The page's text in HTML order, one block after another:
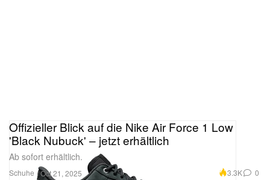
Schuhe
Offizieller Blick auf die Nike Air Force 1 Low
'Black Nubuck' – jetzt erhältlich
Ab sofort erhältlich.
Oct 21, 2025 3.3K 0